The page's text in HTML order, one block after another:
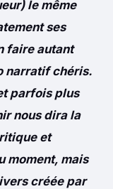
le même
ses
faire autant
narratif chéris.
parfois plus
nous dira la
et
moment, mais
créée par